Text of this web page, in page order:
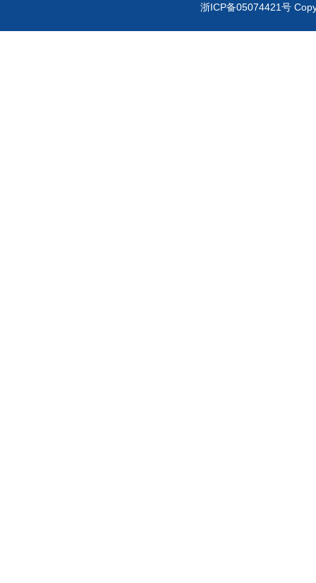
浙ICP备05074421号